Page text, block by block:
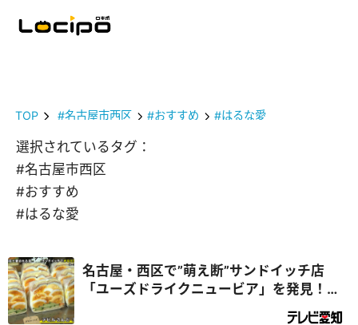
TOP #名古屋市西区 #おすすめ #はるな愛
選択されているタグ：
#名古屋市西区
#おすすめ
#はるな愛
名古屋・西区で”萌え断”サンドイッチ店
「ユーズドライクニュービア」を発見！店
主の夢がデラメチャすごかった！『デラメ